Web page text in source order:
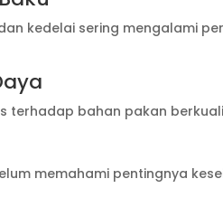
kedelai sering mengalami
terhadap bahan pakan
memahami pentingnya